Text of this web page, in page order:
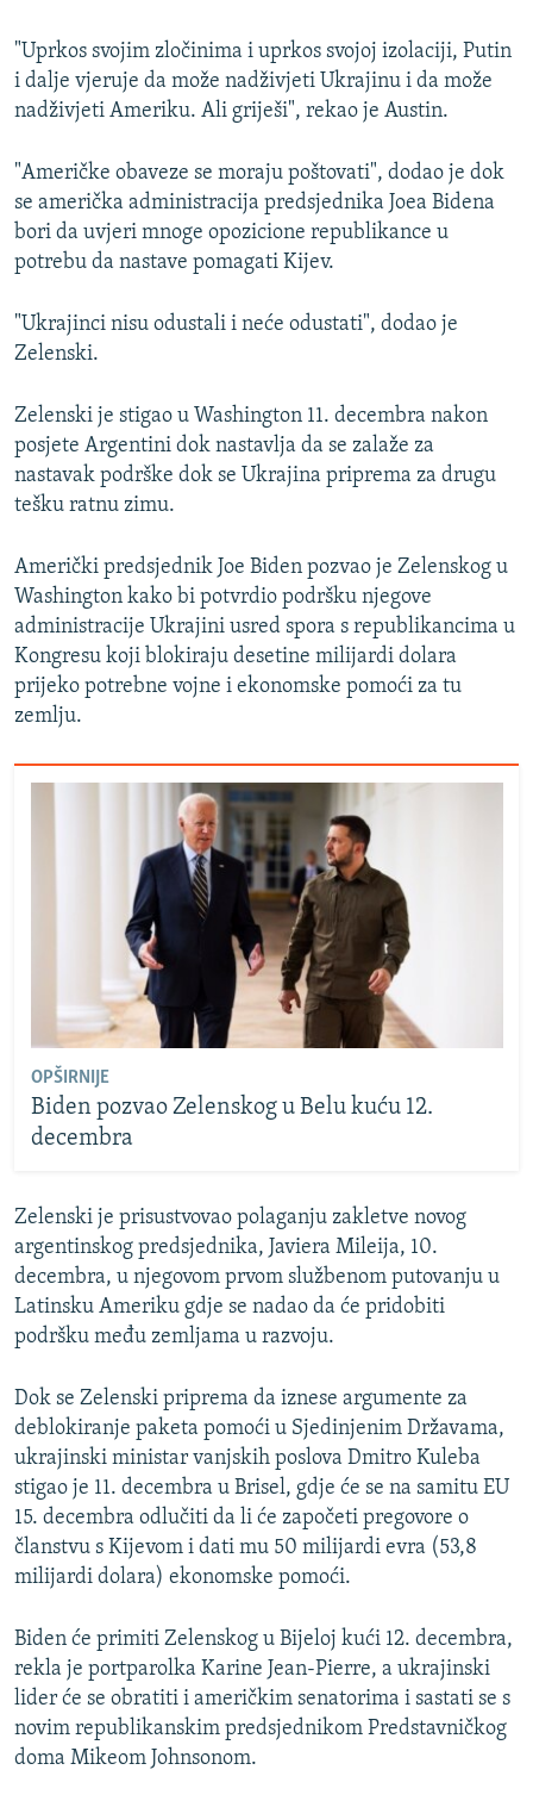
"Uprkos svojim zločinima i uprkos svojoj izolaciji, Putin
i dalje vjeruje da može nadživjeti Ukrajinu i da može
nadživjeti Ameriku. Ali griješi", rekao je Austin.
"Američke obaveze se moraju poštovati", dodao je dok
se američka administracija predsjednika Joea Bidena
bori da uvjeri mnoge opozicione republikance u
potrebu da nastave pomagati Kijev.
"Ukrajinci nisu odustali i neće odustati", dodao je
Zelenski.
Zelenski je stigao u Washington 11. decembra nakon
posjete Argentini dok nastavlja da se zalaže za
nastavak podrške dok se Ukrajina priprema za drugu
tešku ratnu zimu.
Američki predsjednik Joe Biden pozvao je Zelenskog u
Washington kako bi potvrdio podršku njegove
administracije Ukrajini usred spora s republikancima u
Kongresu koji blokiraju desetine milijardi dolara
prijeko potrebne vojne i ekonomske pomoći za tu
zemlju.
OPŠIRNIJE
Biden pozvao Zelenskog u Belu kuću 12.
decembra
Zelenski je prisustvovao polaganju zakletve novog
argentinskog predsjednika, Javiera Mileija, 10.
decembra, u njegovom prvom službenom putovanju u
Latinsku Ameriku gdje se nadao da će pridobiti
podršku među zemljama u razvoju.
Dok se Zelenski priprema da iznese argumente za
deblokiranje paketa pomoći u Sjedinjenim Državama,
ukrajinski ministar vanjskih poslova Dmitro Kuleba
stigao je 11. decembra u Brisel, gdje će se na samitu EU
15. decembra odlučiti da li će započeti pregovore o
članstvu s Kijevom i dati mu 50 milijardi evra (53,8
milijardi dolara) ekonomske pomoći.
Biden će primiti Zelenskog u Bijeloj kući 12. decembra,
rekla je portparolka Karine Jean-Pierre, a ukrajinski
lider će se obratiti i američkim senatorima i sastati se s
novim republikanskim predsjednikom Predstavničkog
doma Mikeom Johnsonom.